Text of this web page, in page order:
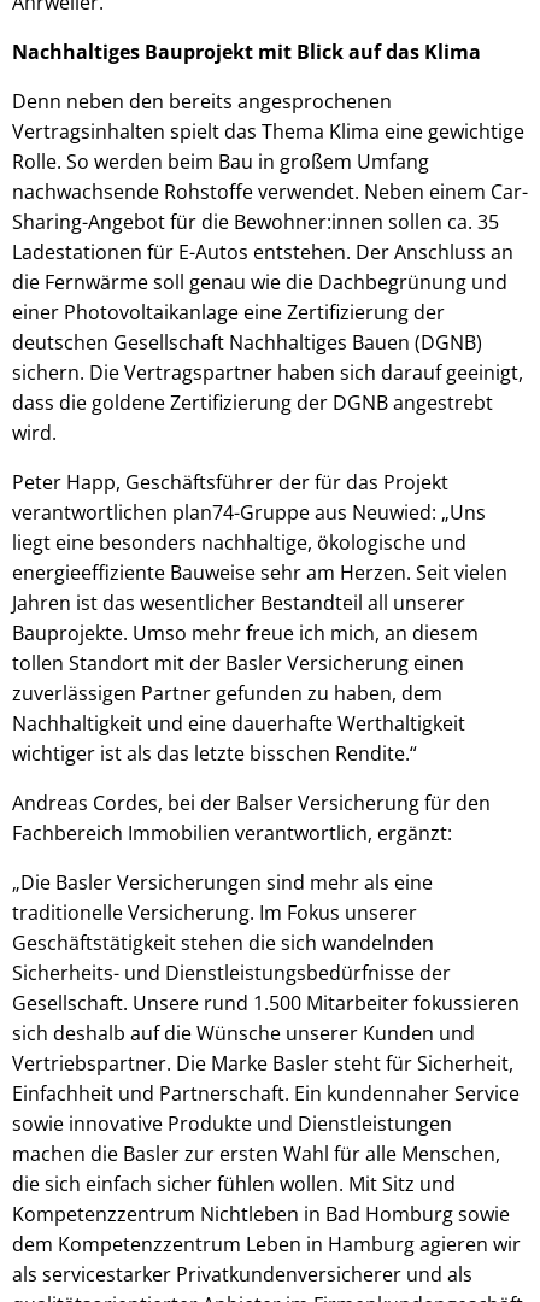
Nachhaltiges Bauprojekt mit Blick auf das Klima
Denn neben den bereits angesprochenen
Vertragsinhalten spielt das Thema Klima eine gewichtige
Rolle. So werden beim Bau in großem Umfang
nachwachsende Rohstoffe verwendet. Neben einem Car-
Sharing-Angebot für die Bewohner:innen sollen ca. 35
Ladestationen für E-Autos entstehen. Der Anschluss an
die Fernwärme soll genau wie die Dachbegrünung und
einer Photovoltaikanlage eine Zertifizierung der
deutschen Gesellschaft Nachhaltiges Bauen (DGNB)
sichern. Die Vertragspartner haben sich darauf geeinigt,
dass die goldene Zertifizierung der DGNB angestrebt
wird.
Peter Happ, Geschäftsführer der für das Projekt
verantwortlichen plan74-Gruppe aus Neuwied: „Uns
liegt eine besonders nachhaltige, ökologische und
energieeffiziente Bauweise sehr am Herzen. Seit vielen
Jahren ist das wesentlicher Bestandteil all unserer
Bauprojekte. Umso mehr freue ich mich, an diesem
tollen Standort mit der Basler Versicherung einen
zuverlässigen Partner gefunden zu haben, dem
Nachhaltigkeit und eine dauerhafte Werthaltigkeit
wichtiger ist als das letzte bisschen Rendite.“
Andreas Cordes, bei der Balser Versicherung für den
Fachbereich Immobilien verantwortlich, ergänzt:
„Die Basler Versicherungen sind mehr als eine
traditionelle Versicherung. Im Fokus unserer
Geschäftstätigkeit stehen die sich wandelnden
Sicherheits- und Dienstleistungsbedürfnisse der
Gesellschaft. Unsere rund 1.500 Mitarbeiter fokussieren
sich deshalb auf die Wünsche unserer Kunden und
Vertriebspartner. Die Marke Basler steht für Sicherheit,
Einfachheit und Partnerschaft. Ein kundennaher Service
sowie innovative Produkte und Dienstleistungen
machen die Basler zur ersten Wahl für alle Menschen,
die sich einfach sicher fühlen wollen. Mit Sitz und
Kompetenzzentrum Nichtleben in Bad Homburg sowie
dem Kompetenzzentrum Leben in Hamburg agieren wir
als servicestarker Privatkundenversicherer und als